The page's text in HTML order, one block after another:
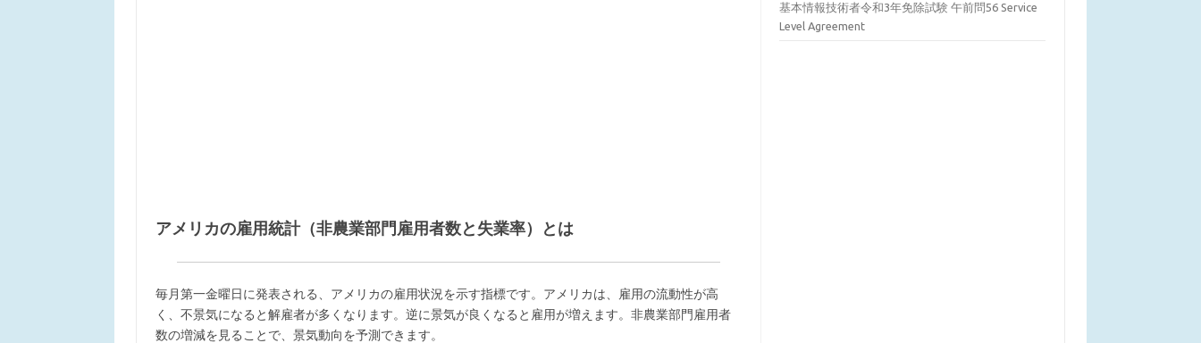
アメリカの雇用統計（非農業部門雇用者数と失業率）とは
毎月第一金曜日に発表される、アメリカの雇用状況を示す指標です。アメリカは、雇用の流動性が高
く、不景気になると解雇者が多くなります。逆に景気が良くなると雇用が増えます。非農業部門雇用者
数の増減を見ることで、景気動向を予測できます。
基本情報技術者令和3年免除試験 午前問56 Service
Level Agreement